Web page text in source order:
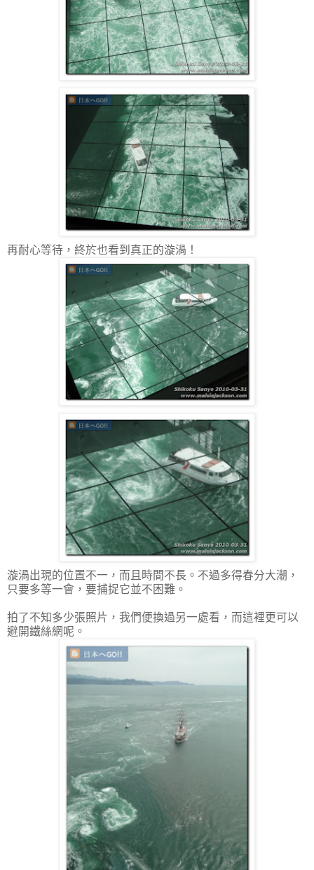
再耐心等待，終於也看到真正的漩渦！
漩渦出現的位置不一，而且時間不長。不過多得春分大潮，
只要多等一會，要捕捉它並不困難。
拍了不知多少張照片，我們便換過另一處看，而這裡更可以
避開鐵絲網呢。